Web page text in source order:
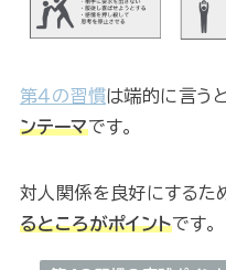
第４の習慣は端的に言うと
ンテーマです。
対人関係を良好にするた
るところがポイントです。